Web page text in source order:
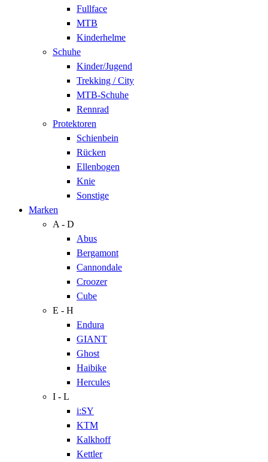
Fullface
MTB
Kinderhelme
Schuhe
Kinder/Jugend
Trekking / City
MTB-Schuhe
Rennrad
Protektoren
Schienbein
Rücken
Ellenbogen
Knie
Sonstige
Marken
A - D
Abus
Bergamont
Cannondale
Croozer
Cube
E - H
Endura
GIANT
Ghost
Haibike
Hercules
I - L
i:SY
KTM
Kalkhoff
Kettler